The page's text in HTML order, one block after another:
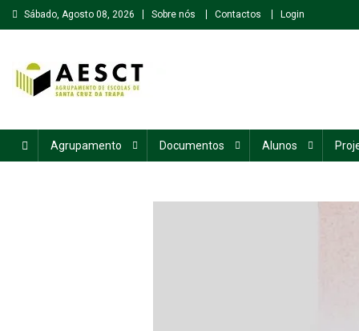
Skip
to
Sábado, Agosto 08, 2026 Sobre nós Contactos Login
Agrupamento Documentos Alunos